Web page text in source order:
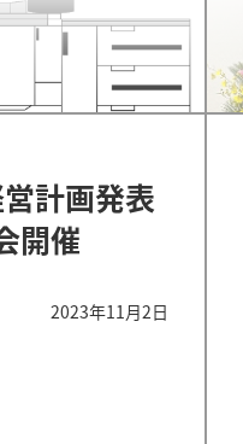
計画発表
開催
2023年11月2日